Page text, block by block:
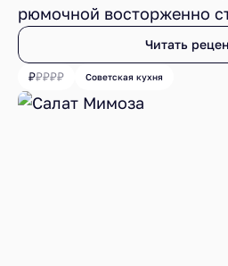
рюмочной восторженно
обозреватели. Разные
маэстро на пенсии
там званые ужины.
«Зюзино» появляется в
Читать
Советская кухня